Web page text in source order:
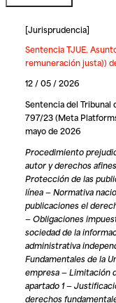
[Jurisprudencia]
Sentencia TJUE.
remuneración justa))
12 / 05 / 2026
Sentencia del Tribunal
797/23 (Meta
mayo de 2026
Procedimiento
autor y derechos
Protección de las
línea — Normativa
publicaciones el
— Obligaciones
sociedad de la
administrativa
Fundamentales de la
empresa — Limitación
apartado 1 —
derechos